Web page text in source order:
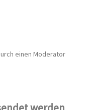
einen Moderator